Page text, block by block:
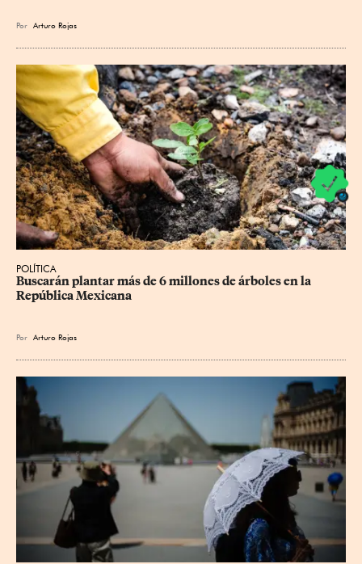
Por Arturo Rojas
POLÍTICA
Buscarán plantar más de 6 millones de árboles en la
República Mexicana
Por Arturo Rojas